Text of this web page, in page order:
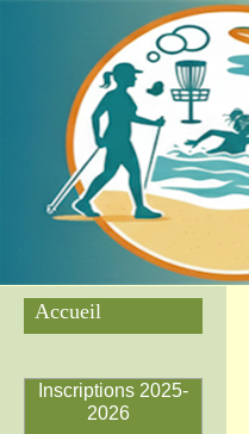
Inscriptions 2025-
2026
Accueil